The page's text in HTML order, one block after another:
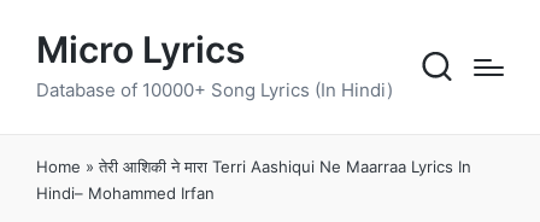
Micro Lyrics
Database of 10000+ Song Lyrics (In Hindi)
Home »तेरी आशिकी ने मारा Terri Aashiqui Ne Maarraa Lyrics In
Hindi– Mohammed Irfan